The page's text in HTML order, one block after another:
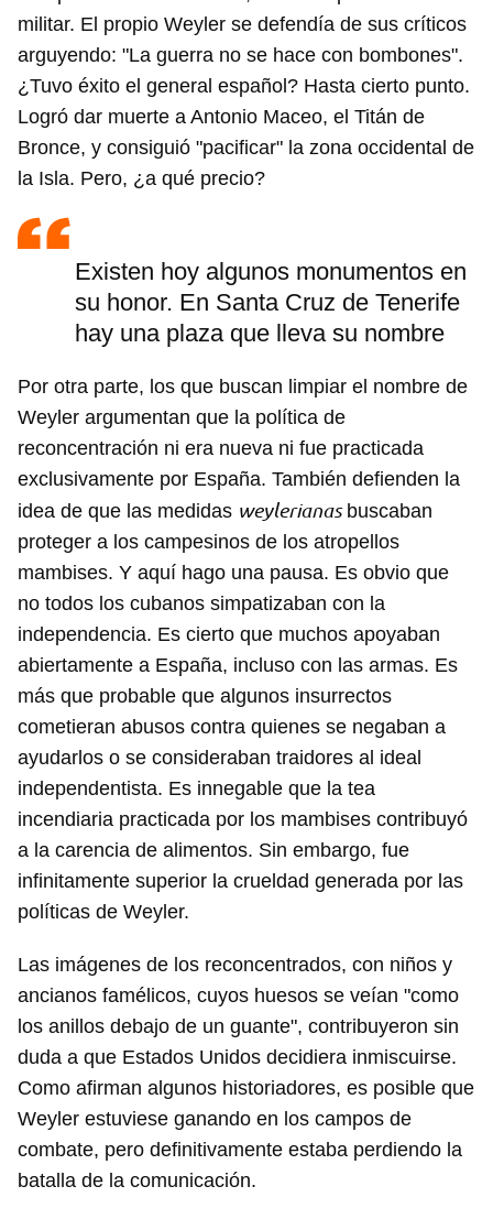
militar. El propio Weyler se defendía de sus críticos
arguyendo: "La guerra no se hace con bombones".
¿Tuvo éxito el general español? Hasta cierto punto.
Logró dar muerte a Antonio Maceo, el Titán de
Bronce, y consiguió "pacificar" la zona occidental de
la Isla. Pero, ¿a qué precio?
Existen hoy algunos monumentos en
su honor. En Santa Cruz de Tenerife
hay una plaza que lleva su nombre
Por otra parte, los que buscan limpiar el nombre de
Weyler argumentan que la política de
reconcentración ni era nueva ni fue practicada
exclusivamente por España. También defienden la
idea de que las medidas weylerianasbuscaban
proteger a los campesinos de los atropellos
mambises. Y aquí hago una pausa. Es obvio que
no todos los cubanos simpatizaban con la
independencia. Es cierto que muchos apoyaban
abiertamente a España, incluso con las armas. Es
más que probable que algunos insurrectos
cometieran abusos contra quienes se negaban a
ayudarlos o se consideraban traidores al ideal
independentista. Es innegable que la tea
incendiaria practicada por los mambises contribuyó
a la carencia de alimentos. Sin embargo, fue
infinitamente superior la crueldad generada por las
políticas de Weyler.
Las imágenes de los reconcentrados, con niños y
ancianos famélicos, cuyos huesos se veían "como
los anillos debajo de un guante", contribuyeron sin
duda a que Estados Unidos decidiera inmiscuirse.
Como afirman algunos historiadores, es posible que
Weyler estuviese ganando en los campos de
combate, pero definitivamente estaba perdiendo la
batalla de la comunicación.